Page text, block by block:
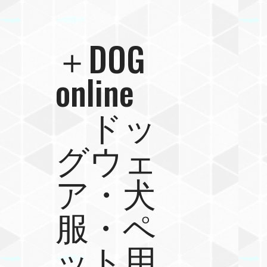
＋DOG
online
ドッ
グウェ
ア・犬
服・ペ